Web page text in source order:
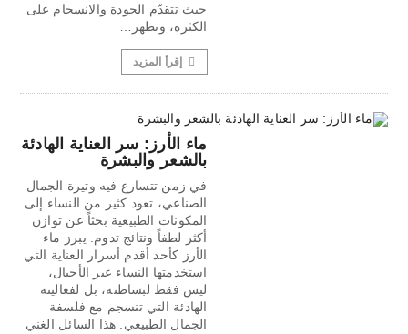
حيث تتقدّم الجودة والانسجام على
الكثرة، وتظهر…
إقرأ المزيد
ماء الأرز: سر العناية الهادئة
بالشعر والبشرة
في زمن تتسارع فيه وتيرة الجمال
الصناعي، تعود كثير من النساء إلى
المكونات الطبيعية بحثاً عن توازن
أكثر لطفاً ونتائج تدوم. يبرز ماء
الأرز كأحد أقدم أسرار العناية التي
استخدمتها النساء عبر الأجيال،
ليس فقط لبساطته، بل لفعاليته
الهادئة التي تنسجم مع فلسفة
الجمال الطبيعي. هذا السائل الغني